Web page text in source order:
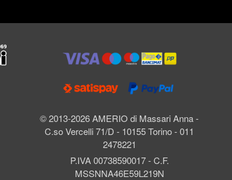
© 2013-2026 AMERIO di Massari Anna -
C.so Vercelli 71/D - 10155 Torino - 011
2478221
P.IVA 00738590017 - C.F.
MSSNNA46E59L219N